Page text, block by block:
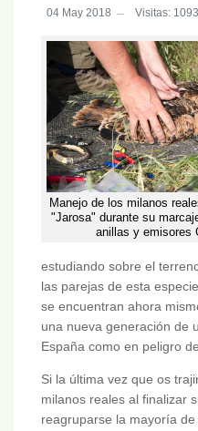
04 May 2018 Visitas:
Manejo de los milanos
"Jarosa" durante su
anillas y emisores
estudiando sobre el
las parejas de esta
se encuentran ahora
una nueva generación de
España como en peligro
Si la última vez que os
milanos reales al finalizar
reagruparse la mayoría